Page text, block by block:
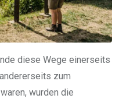
diese Wege einerseits
zum
wurden die